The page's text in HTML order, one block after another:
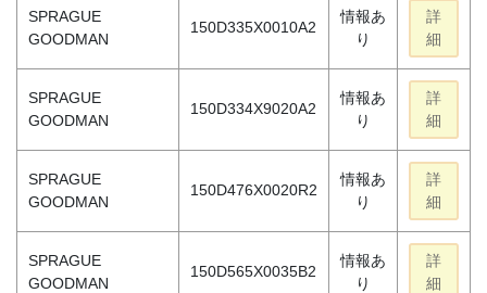
SPRAGUE
GOODMAN
150D335X0010A2
情報あ
り
詳
細
SPRAGUE
GOODMAN
150D334X9020A2
情報あ
り
詳
細
SPRAGUE
GOODMAN
150D476X0020R2
情報あ
り
詳
細
SPRAGUE
GOODMAN
150D565X0035B2
情報あ
り
詳
細